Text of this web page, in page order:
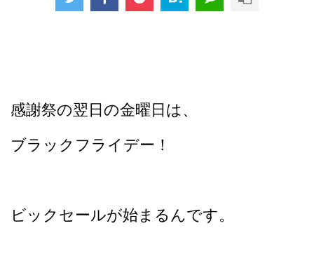
感謝祭の翌日の金曜日は、
ブラックフライデー！
ビックセールが始まるんです。